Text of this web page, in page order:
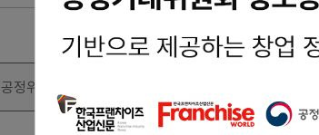
공정위 정보공개서 열람